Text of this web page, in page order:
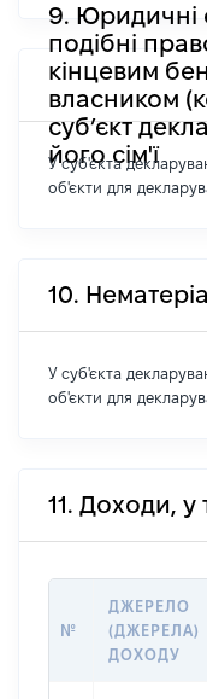
9. Юридичні
подібні
кінцевим
власником
суб’єкт
його сім'ї
У суб'єкта
об'єкти для
10.
У суб'єкта
об'єкти для
11. Доходи, у
№
ДЖЕРЕЛО
(ДЖЕРЕЛА)
ДОХОДУ